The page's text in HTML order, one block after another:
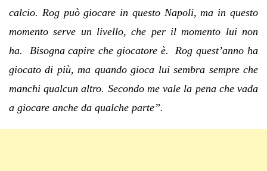
calcio. Rog può giocare in questo Napoli, ma in questo
momento serve un livello, che per il momento lui non
ha. Bisogna capire che giocatore è. Rog quest’anno ha
giocato di più, ma quando gioca lui sembra sempre che
manchi qualcun altro. Secondo me vale la pena che vada
a giocare anche da qualche parte”.